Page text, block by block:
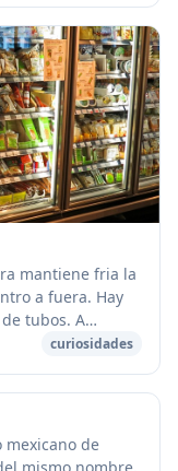
mantiene fria la
a fuera. Hay
tubos. A
curiosidades
mexicano de